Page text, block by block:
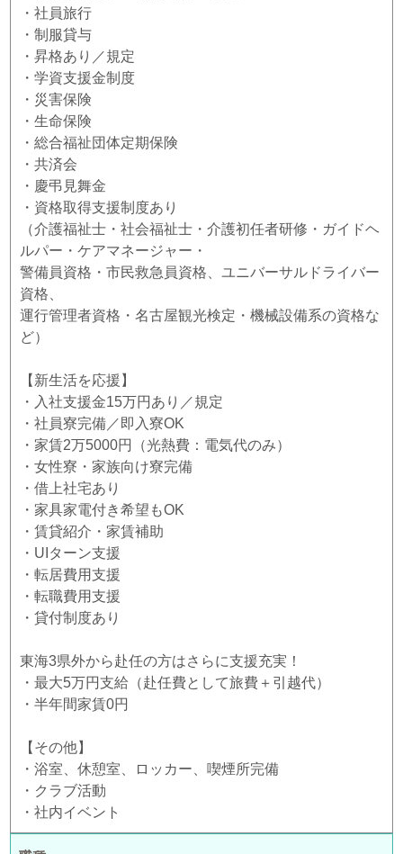
・社員旅行
・制服貸与
・昇格あり／規定
・学資支援金制度
・災害保険
・生命保険
・総合福祉団体定期保険
・共済会
・慶弔見舞金
・資格取得支援制度あり
（介護福祉士・社会福祉士・介護初任者研修・ガイドヘ
ルパー・ケアマネージャー・
警備員資格・市民救急員資格、ユニバーサルドライバー
資格、
運行管理者資格・名古屋観光検定・機械設備系の資格な
ど）
【新生活を応援】
・入社支援金15万円あり／規定
・社員寮完備／即入寮OK
・家賃2万5000円（光熱費：電気代のみ）
・女性寮・家族向け寮完備
・借上社宅あり
・家具家電付き希望もOK
・賃貸紹介・家賃補助
・UIターン支援
・転居費用支援
・転職費用支援
・貸付制度あり
東海3県外から赴任の方はさらに支援充実！
・最大5万円支給（赴任費として旅費＋引越代）
・半年間家賃0円
【その他】
・浴室、休憩室、ロッカー、喫煙所完備
・クラブ活動
・社内イベント